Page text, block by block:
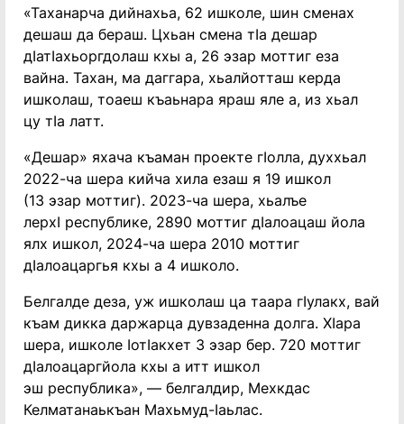
«Таханарча дийнахьа, 62 ишколе, шин сменах
дешаш да бераш. Цхьан смена тIа дешар
дIатIахьоргдолаш кхы а, 26 эзар моттиг еза
вайна. Тахан, ма даггара, хьалйотташ керда
ишколаш, тоаеш къаьнара яраш яле а, из хьал
цу тIа латт.
«Дешар» яхача къаман проекте гIолла, духхьал
2022-ча шера кийча хила езаш я 19 ишкол
(13 эзар моттиг). 2023-ча шера, хьалъе
лерхI республике, 2890 моттиг дIалоацаш йола
ялх ишкол, 2024-ча шера 2010 моттиг
дIалоацаргья кхы а 4 ишколо.
Белгалде деза, уж ишколаш ца таара гIулакх, вай
къам дикка даржарца дувзаденна долга. ХIара
шера, ишколе IотIакхет 3 эзар бер. 720 моттиг
дIалоацаргйола кхы а итт ишкол
эш республика», — белгалдир, Мехкдас
Келматанаькъан Махьмуд-Iаьлас.